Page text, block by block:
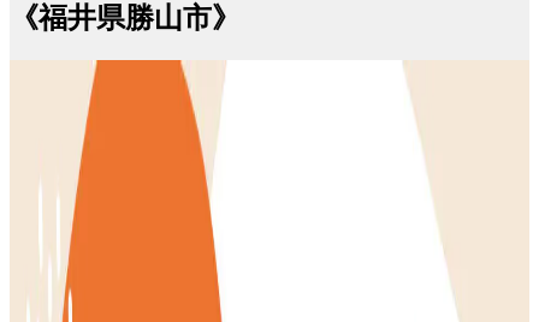
《福井県勝山市》